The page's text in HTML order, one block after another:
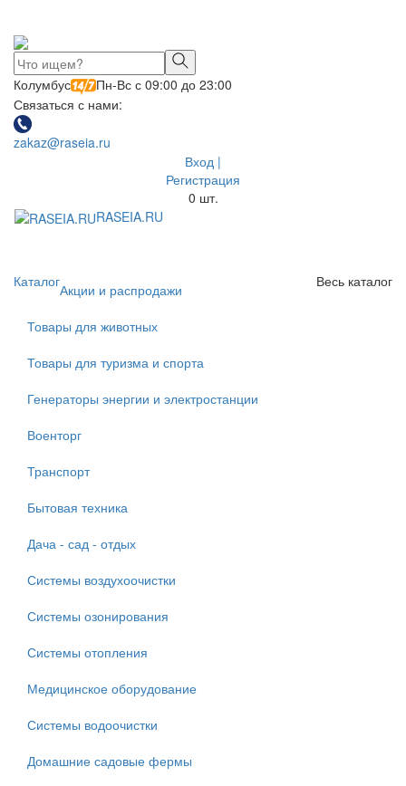
Колумбус
Пн-Вс с 09:00 до 23:00
Связаться с нами:
zakaz@raseia.ru
Вход |
Регистрация
0 шт.
RASEIA.RU
Каталог
Весь каталог
Акции и распродажи
Товары для животных
Товары для туризма и спорта
Генераторы энергии и электростанции
Военторг
Транспорт
Бытовая техника
Дача - сад - отдых
Системы воздухоочистки
Системы озонирования
Системы отопления
Медицинское оборудование
Системы водоочистки
Домашние садовые фермы